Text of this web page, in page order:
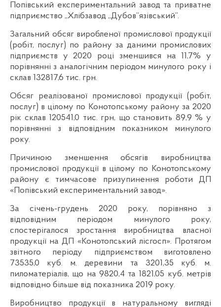
Попівський експериментальний завод та приватне
підприємство „Хлібзавод „Дубов”язівський”.
Загальний обсяг виробленої промислової продукції
(робіт, послуг) по району за даними промислових
підприємств у 2020 році зменшився на 11,7% у
порівнянні з аналогічним періодом минулого року і
склав 132817,6 тис. грн.
Обсяг реалізованої промислової продукції (робіт,
послуг) в цілому по Конотопському району за 2020
рік склав 120541,0 тис. грн, що становить 89,9 % у
порівнянні з відповідним показником минулого
року.
Причиною зменшення обсягів виробництва
промислової продукції в цілому по Конотопському
району є тимчасове призупинення роботи ДП
«Попівський експериментальний завод».
За січень-грудень 2020 року, порівняно з
відповідним періодом минулого року,
спостерігалося зростання виробництва власної
продукції на ДП «Конотопський лісгосп». Протягом
звітного періоду підприємством виготовлено
73535,0 куб. м. деревини та 3201,35 куб. м.
пиломатеріалів, що на 9820,4 та 1821,05 куб. метрів
відповідно більше від показника 2019 року.
Виробництво продукції в натуральному вигляді